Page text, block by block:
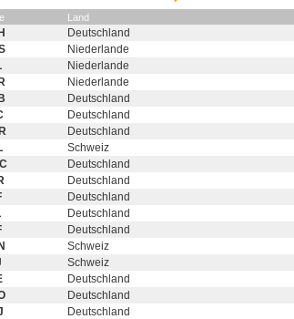
Land
Deutschland
Niederlande
Niederlande
Niederlande
Deutschland
Deutschland
Deutschland
Schweiz
Deutschland
Deutschland
Deutschland
Deutschland
Deutschland
Schweiz
Schweiz
Deutschland
Deutschland
Deutschland